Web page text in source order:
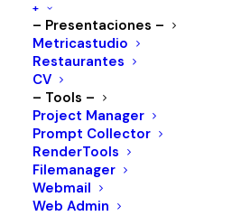
+
– Presentaciones –
Metricastudio
Restaurantes
CV
– Tools –
Project Manager
Prompt Collector
RenderTools
Filemanager
Webmail
Web Admin